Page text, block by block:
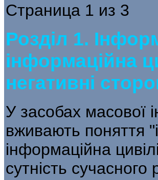
Страница 1 из 3
Розділ 1.
інформаційна
негативні
У засобах масової
вживають поняття
інформаційна
сутність сучасного